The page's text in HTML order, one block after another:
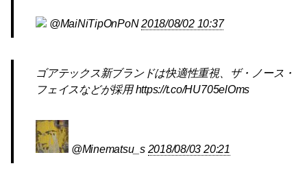
@MaiNiTipOnPoN2018/08/02 10:37
ゴアテックス新ブランドは快適性重視、ザ・ノース・
フェイスなどが採用 https://t.co/HU705elOms
@Minematsu_s 2018/08/03 20:21